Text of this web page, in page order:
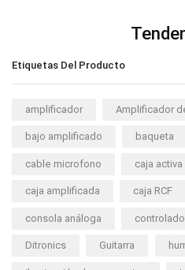
Etiquetas Del Producto
amplificador Amplificador
bajo amplificado baqueta
cable microfono caja activa
caja amplificada caja RCF
consola análoga
Ditronics Guitarra